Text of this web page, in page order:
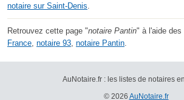
notaire sur Saint-Denis
Retrouvez cette page "notaire Pantin" à l'aide des
France notaire 93 notaire Pantin
AuNotaire.fr : les listes de notaires
© 2026 AuNotaire.fr